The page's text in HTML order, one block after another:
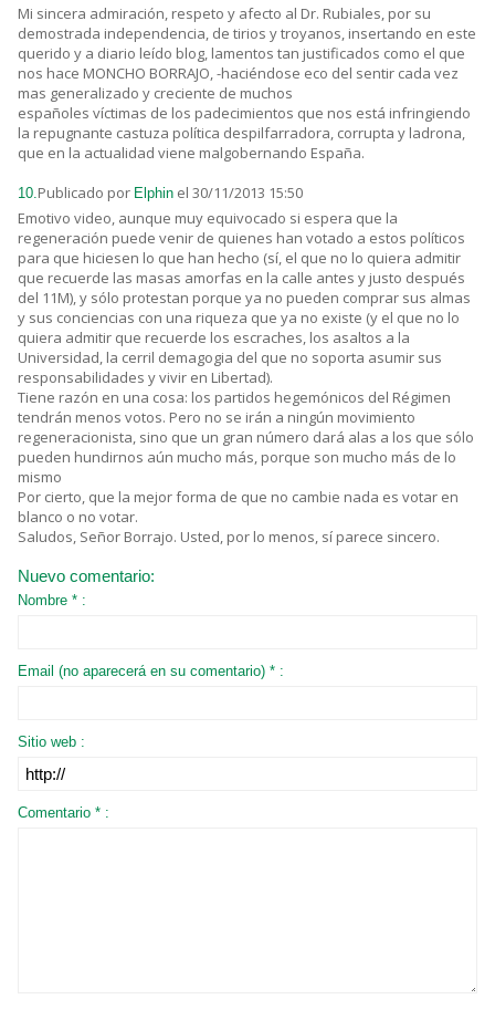
Mi sincera admiración, respeto y afecto al Dr. Rubiales, por su
demostrada independencia, de tirios y troyanos, insertando en este
querido y a diario leído blog, lamentos tan justificados como el que
nos hace MONCHO BORRAJO, -haciéndose eco del sentir cada vez
mas generalizado y creciente de muchos
españoles víctimas de los padecimientos que nos está infringiendo
la repugnante castuza política despilfarradora, corrupta y ladrona,
que en la actualidad viene malgobernando España.
10.Publicado por Elphin el 30/11/2013 15:50
Emotivo video, aunque muy equivocado si espera que la
regeneración puede venir de quienes han votado a estos políticos
para que hiciesen lo que han hecho (sí, el que no lo quiera admitir
que recuerde las masas amorfas en la calle antes y justo después
del 11M), y sólo protestan porque ya no pueden comprar sus almas
y sus conciencias con una riqueza que ya no existe (y el que no lo
quiera admitir que recuerde los escraches, los asaltos a la
Universidad, la cerril demagogia del que no soporta asumir sus
responsabilidades y vivir en Libertad).
Tiene razón en una cosa: los partidos hegemónicos del Régimen
tendrán menos votos. Pero no se irán a ningún movimiento
regeneracionista, sino que un gran número dará alas a los que sólo
pueden hundirnos aún mucho más, porque son mucho más de lo
mismo
Por cierto, que la mejor forma de que no cambie nada es votar en
blanco o no votar.
Saludos, Señor Borrajo. Usted, por lo menos, sí parece sincero.
Nuevo comentario:
Nombre * :
Email (no aparecerá en su comentario) * :
Sitio web :
Comentario * :